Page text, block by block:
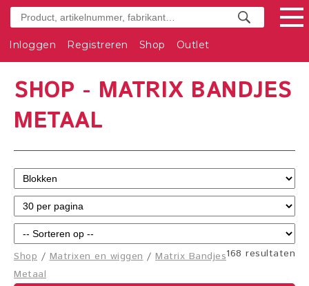
Inloggen Registreren Shop Outlet
SHOP - MATRIX BANDJES
METAAL
168 resultaten
Shop /Matrixen en wiggen/ Matrix Bandjes
Metaal